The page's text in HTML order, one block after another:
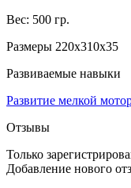
Вес: 500 гр.
Размеры 220x310x35
Развиваемые навыки
Развитие мелкой
Отзывы
Только
Добавление нового